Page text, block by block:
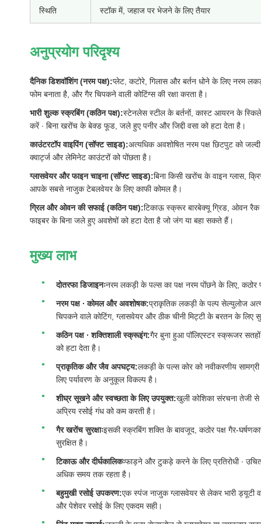
स्थिति स्टॉक में, जहाज पर भेजने के लिए तैयार
अनुप्रयोग परिदृश्य
दैनिक डिशवॉशिंग (नरम पक्ष):प्लेट, कटोरे, गिलास और बर्तन धोने के लिए नरम
फोम बनाता है, और गैर चिपकने वाली कोटिंग्स की रक्षा करता है।
भारी शुल्क स्क्रबिंग (कठिन पक्ष):स्टेनलेस स्टील के बर्तनों, कास्ट आयरन के
करें ∙ बिना खरोंच के बेक्ड फूड, जले हुए पनीर और जिद्दी वसा को हटा देता है।
काउंटरटॉप वाइपिंग (सॉफ्ट साइड):अत्यधिक अवशोषित नरम पक्ष छिटपुट को
क्वार्ट्ज और लेमिनेट काउंटरों को पोंछता है।
ग्लासवेयर और फाइन चाइना (सॉफ्ट साइड):बिना किसी खरोंच के वाइन ग्लास,
आपके सबसे नाजुक टेबलवेयर के लिए काफी कोमल है।
ग्रिल और ओवन की सफाई (कठिन पक्ष):टिकाऊ स्क्रूर बारबेक्यू ग्रिड, ओवन रैक
फाइबर के बिना जले हुए अवशेषों को हटा देता है जो जंग या बहा सकते हैं।
मुख्य लाभ
दोतरफा डिजाइनःनरम लकड़ी के पल्स का पक्ष नरम पोंछने के लिए, कठोर
नरम पक्ष ∙ कोमल और अवशोषक:प्राकृतिक लकड़ी के पल्प सेल्युलोज
चिपकने वाले कोटिंग, ग्लासवेयर और ठीक चीनी मिट्टी के बरतन के लिए
कठिन पक्ष ∙ शक्तिशाली स्क्रूइंग:गैर बुना हुआ पॉलिएस्टर स्क्रूजर
को हटा देता है।
प्राकृतिक और जैव अपघट्य:लकड़ी के पल्स कोर को नवीकरणीय
लिए पर्यावरण के अनुकूल विकल्प है।
शीघ्र सूखने और स्वच्छता के लिए उपयुक्त:खुली कोशिका संरचना तेजी
अप्रिय रसोई गंध को कम करती है।
गैर खरोंच सुरक्षाःइसकी स्क्रबिंग शक्ति के बावजूद, कठोर पक्ष गैर-
सुरक्षित है।
टिकाऊ और दीर्घकालिकःफाड़ने और टुकड़े करने के लिए प्रतिरोधी ∙
अधिक समय तक रहता है।
बहुमुखी रसोई उपकरण:एक स्पंज नाजुक ग्लासवेयर से लेकर भारी ड्यूटी
और पेशेवर रसोई के लिए एकदम सही।